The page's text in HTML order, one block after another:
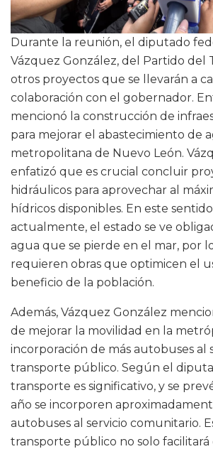
Durante la reunión, el diputado
Vázquez González, del Partido del
otros proyectos que se llevarán a
colaboración con el gobernador.
mencionó la construcción de
para mejorar el abastecimiento de
metropolitana de Nuevo León.
enfatizó que es crucial concluir
hidráulicos para aprovechar al
hídricos disponibles. En este
actualmente, el estado se ve
agua que se pierde en el mar, por
requieren obras que optimicen el
beneficio de la población.
Además, Vázquez González
de mejorar la movilidad en la
incorporación de más autobuses al
transporte público. Según el
transporte es significativo, y se
año se incorporen
autobuses al servicio comunitario.
transporte público no solo facilitará